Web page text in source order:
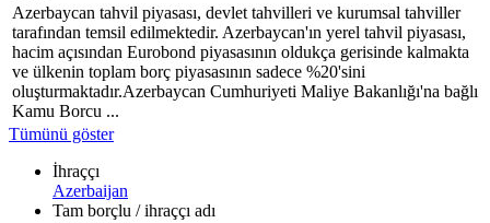
Azerbaycan tahvil piyasası, devlet tahvilleri ve kurumsal tahviller
tarafından temsil edilmektedir. Azerbaycan'ın yerel tahvil piyasası,
hacim açısından Eurobond piyasasının oldukça gerisinde kalmakta
ve ülkenin toplam borç piyasasının sadece %20'sini
oluşturmaktadır.Azerbaycan Cumhuriyeti Maliye Bakanlığı'na bağlı
Kamu Borcu ...
Tümünü göster
İhraççı
Azerbaijan
Tam borçlu / ihraççı adı